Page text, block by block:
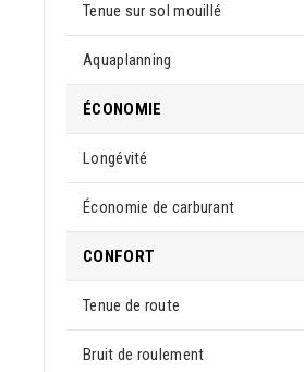
Tenue sur sol mouillé
Aquaplanning
ÉCONOMIE
Longévité
Économie de carburant
CONFORT
Tenue de route
Bruit de roulement